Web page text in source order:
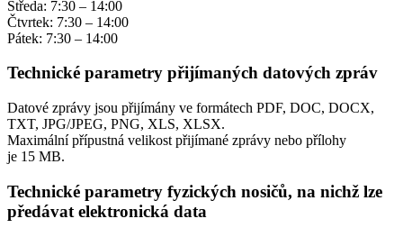
Středa: 7:30 – 14:00
Čtvrtek: 7:30 – 14:00
Pátek: 7:30 – 14:00
Technické parametry přijímaných datových zpráv
Datové zprávy jsou přijímány ve formátech PDF, DOC, DOCX,
TXT, JPG/JPEG, PNG, XLS, XLSX.
Maximální přípustná velikost přijímané zprávy nebo přílohy
je 15 MB.
Technické parametry fyzických nosičů, na nichž lze
předávat elektronická data